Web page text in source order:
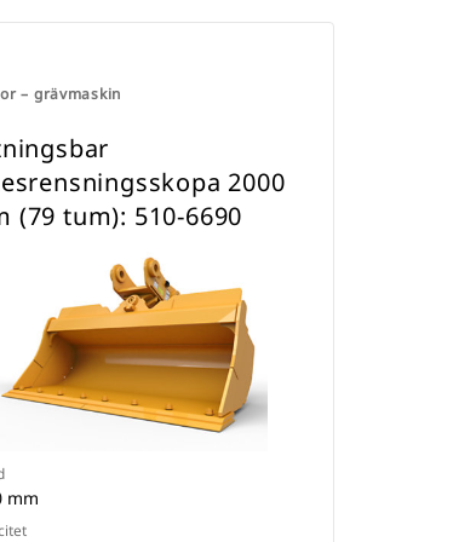
– grävmaskin
2000
(79 tum): 510-6690
mm